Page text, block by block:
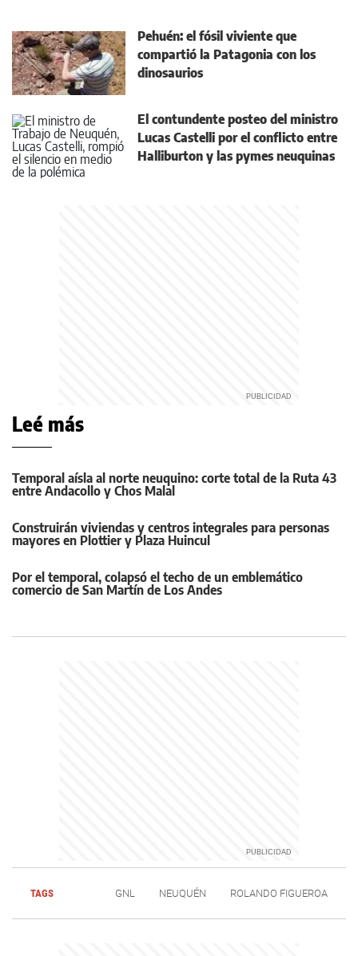
Pehuén: el fósil viviente que
compartió la Patagonia con los
dinosaurios
El contundente posteo del ministro
Lucas Castelli por el conflicto entre
Halliburton y las pymes neuquinas
Leé más
Temporal aísla al norte neuquino: corte total de la Ruta 43
entre Andacollo y Chos Malal
Construirán viviendas y centros integrales para personas
mayores en Plottier y Plaza Huincul
Por el temporal, colapsó el techo de un emblemático
comercio de San Martín de Los Andes
TAGS GNL NEUQUÉN ROLANDO FIGUEROA